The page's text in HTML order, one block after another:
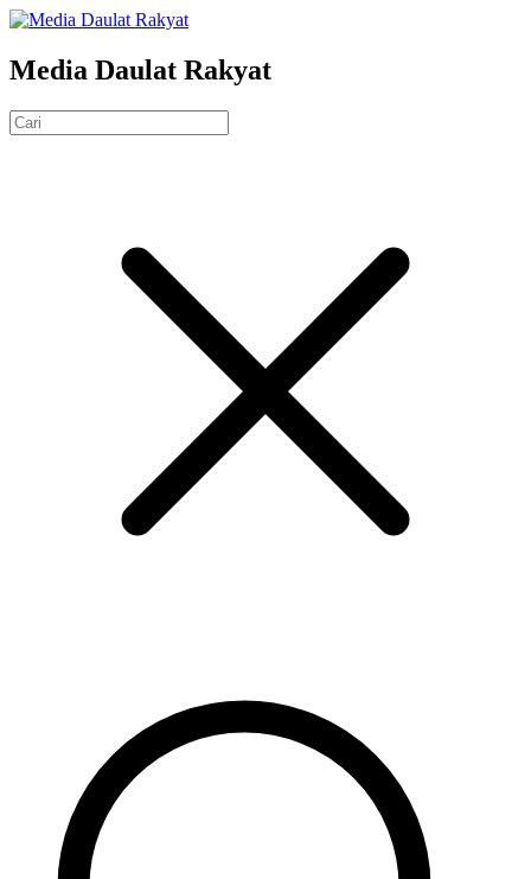
Media Daulat Rakyat